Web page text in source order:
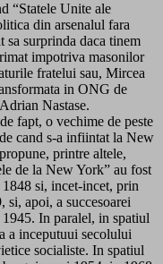
“Statele Unite ale
din arsenalul fara
sa surprinda daca tinem
impotriva masonilor
fratelui sau, Mircea
in ONG de
Nastase.
fapt, o vechime de peste
cand s-a infiintat la New
printre altele,
de la New York” au fost
si, incet-incet, prin
apoi, a succesoarei
In paralel, in spatiul
a inceputuui secolului
socialiste. In spatiul